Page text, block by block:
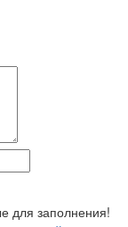
для заполнения!